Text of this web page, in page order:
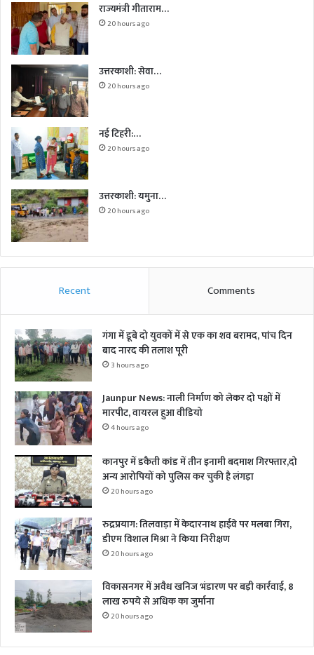
राज्यमंत्री गीताराम…
20 hours ago
उत्तरकाशी: सेवा…
20 hours ago
नई टिहरी:…
20 hours ago
उत्तरकाशी: यमुना…
20 hours ago
Recent Comments
गंगा में डूबे दो युवकों में से एक का शव बरामद, पांच दिन
बाद नारद की तलाश पूरी
3 hours ago
Jaunpur News: नाली निर्माण को लेकर दो पक्षों में
मारपीट, वायरल हुआ वीडियो
4 hours ago
कानपुर में डकैती कांड में तीन इनामी बदमाश गिरफ्तार,दो
अन्य आरोपियों को पुलिस कर चुकी है लंगड़ा
20 hours ago
रुद्रप्रयाग: तिलवाड़ा में केदारनाथ हाईवे पर मलबा गिरा,
डीएम विशाल मिश्रा ने किया निरीक्षण
20 hours ago
विकासनगर में अवैध खनिज भंडारण पर बड़ी कार्रवाई, 8
लाख रुपये से अधिक का जुर्माना
20 hours ago